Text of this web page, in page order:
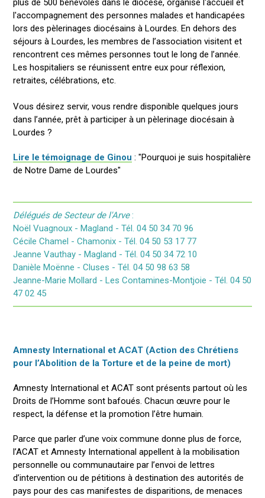
plus de 500 bénévoles dans le diocèse, organise l'accueil et
l'accompagnement des personnes malades et handicapées
lors des pèlerinages diocésains à Lourdes. En dehors des
séjours à Lourdes, les membres de l’association visitent et
rencontrent ces mêmes personnes tout le long de l’année.
Les hospitaliers se réunissent entre eux pour réflexion,
retraites, célébrations, etc.
Vous désirez servir, vous rendre disponible quelques jours
dans l’année, prêt à participer à un pèlerinage diocésain à
Lourdes ?
Lire le témoignage de Ginou : "Pourquoi je suis hospitalière
de Notre Dame de Lourdes"
Délégués de Secteur de l'Arve:
Noël Vuagnoux - Magland - Tél. 04 50 34 70 96
Cécile Chamel - Chamonix - Tél. 04 50 53 17 77
Jeanne Vauthay - Magland - Tél. 04 50 34 72 10
Danièle Moënne - Cluses - Tél. 04 50 98 63 58
Jeanne-Marie Mollard - Les Contamines-Montjoie - Tél. 04 50
47 02 45
Amnesty International et ACAT (Action des Chrétiens
pour l’Abolition de la Torture et de la peine de mort)
Amnesty International et ACAT sont présents partout où les
Droits de l’Homme sont bafoués. Chacun œuvre pour le
respect, la défense et la promotion l’être humain.
Parce que parler d’une voix commune donne plus de force,
l’ACAT et Amnesty International appellent à la mobilisation
personnelle ou communautaire par l’envoi de lettres
d’intervention ou de pétitions à destination des autorités de
pays pour des cas manifestes de disparitions, de menaces